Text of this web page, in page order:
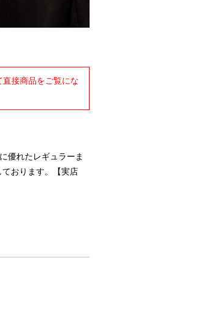
接商品をご覧にな
優れたレギュラーま
おります。【実店